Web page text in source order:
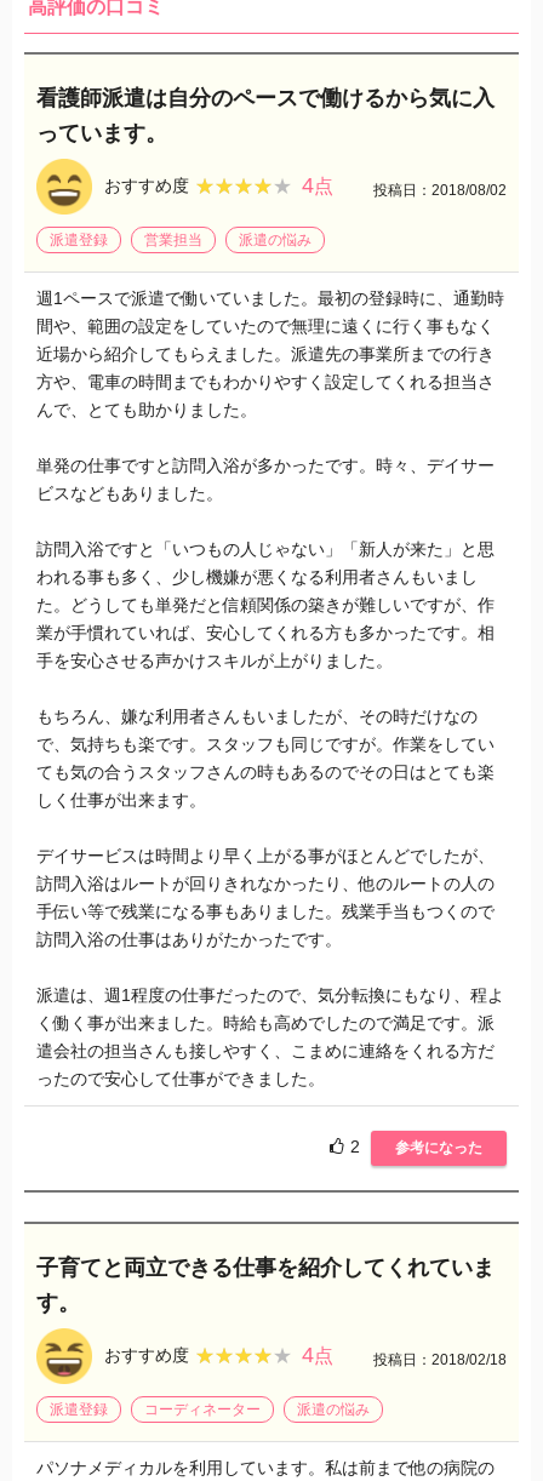
高評価の口コミ
看護師派遣は自分のペースで働けるから気に入
っています。
おすすめ度 ★★★★★
★★★★★ 4点 投稿日：2018/08/02
派遣登録 営業担当 派遣の悩み
週1ペースで派遣で働いていました。最初の登録時に、通勤時
間や、範囲の設定をしていたので無理に遠くに行く事もなく
近場から紹介してもらえました。派遣先の事業所までの行き
方や、電車の時間までもわかりやすく設定してくれる担当さ
んで、とても助かりました。
単発の仕事ですと訪問入浴が多かったです。時々、デイサー
ビスなどもありました。
訪問入浴ですと「いつもの人じゃない」「新人が来た」と思
われる事も多く、少し機嫌が悪くなる利用者さんもいまし
た。どうしても単発だと信頼関係の築きが難しいですが、作
業が手慣れていれば、安心してくれる方も多かったです。相
手を安心させる声かけスキルが上がりました。
もちろん、嫌な利用者さんもいましたが、その時だけなの
で、気持ちも楽です。スタッフも同じですが。作業をしてい
ても気の合うスタッフさんの時もあるのでその日はとても楽
しく仕事が出来ます。
デイサービスは時間より早く上がる事がほとんどでしたが、
訪問入浴はルートが回りきれなかったり、他のルートの人の
手伝い等で残業になる事もありました。残業手当もつくので
訪問入浴の仕事はありがたかったです。
派遣は、週1程度の仕事だったので、気分転換にもなり、程よ
く働く事が出来ました。時給も高めでしたので満足です。派
遣会社の担当さんも接しやすく、こまめに連絡をくれる方だ
ったので安心して仕事ができました。
2 参考になった
子育てと両立できる仕事を紹介してくれていま
す。
おすすめ度 ★★★★★
★★★★★ 4点 投稿日：2018/02/18
派遣登録 コーディネーター 派遣の悩み
パソナメディカルを利用しています。私は前まで他の病院の